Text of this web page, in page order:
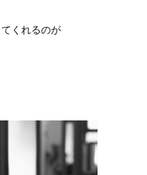
くれるのが